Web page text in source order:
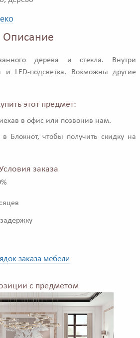
Описание
дерева и стекла. Внутри
LED-подсветка. Возможны другие
этот предмет:
в офис или позвонив нам.
Блокнот, чтобы получить скидку на
заказа
заказа мебели
с предметом